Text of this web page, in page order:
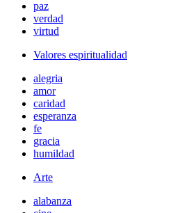
paz
verdad
virtud
Valores espiritualidad
alegria
amor
caridad
esperanza
fe
gracia
humildad
Arte
alabanza